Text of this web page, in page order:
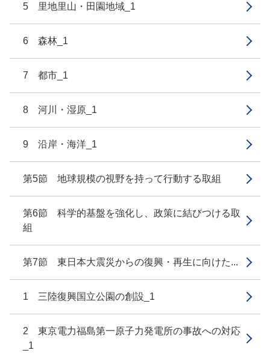
5 里地里山・田園地域_1
6 森林_1
7 都市_1
8 河川・湿原_1
9 沿岸・海洋_1
第5節 地球規模の視野を持って行動する取組
第6節 科学的基盤を強化し、政策に結びつける取
組
第7節 東日本大震災からの復興・再生に向けた...
1 三陸復興国立公園の創設_1
2 東京電力福島第一原子力発電所の事故への対応
_1